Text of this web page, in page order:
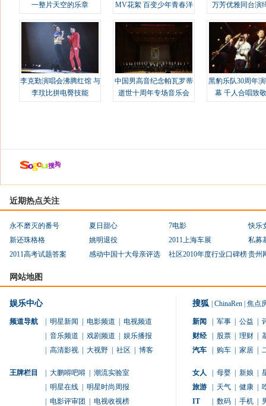
一整片天空的乐章
MV花絮 百变少年青春洋
万芳优雅同台演
李克勤演唱会沸腾红馆 与
李玟比拼电臀技能
中国男高音纪念帕瓦罗蒂
逝世十周年专场音乐会
黑豹乐队30周年
幕 千人合唱致
近期热点关注
永不磨灭的番号 夏日甜心 7电影
快乐
新还珠格格
姚明退役 2011上海车展
私募
2011高考试题答案
感动中国十大母亲评选 社区2010年度行业口碑榜贵州
网站地图
娱乐中心
频道导航 明星新闻 电影频道
电视频道
音乐频道 戏剧频道
娱乐播报
高清影视 大视野 社区 博客
王牌栏目 大鹏嘚吧嘚
潮流实验室
明星在线
明星时尚周报
电影评审团
电视收视榜
搜狐 ChinaRen 焦点
新闻 军事 公益
财经
股票 理财
汽车
购车 家居
女人 母婴 新娘
旅游
天气 健康
IT
数码 手机